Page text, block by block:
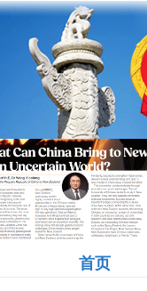
首页